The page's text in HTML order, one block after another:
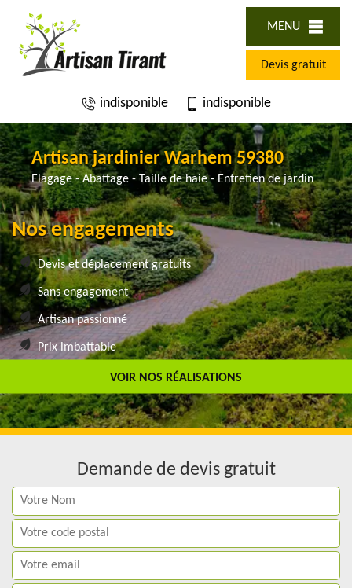
MENU
Devis gratuit
indisponible indisponible
Artisan jardinier Warhem 59380
Elagage - Abattage - Taille de haie - Entretien de jardin
VOIR NOS RÉALISATIONS
Nos engagements
Devis et déplacement gratuits
Sans engagement
Artisan passionné
Prix imbattable
Travail de qualité
Demande de devis gratuit